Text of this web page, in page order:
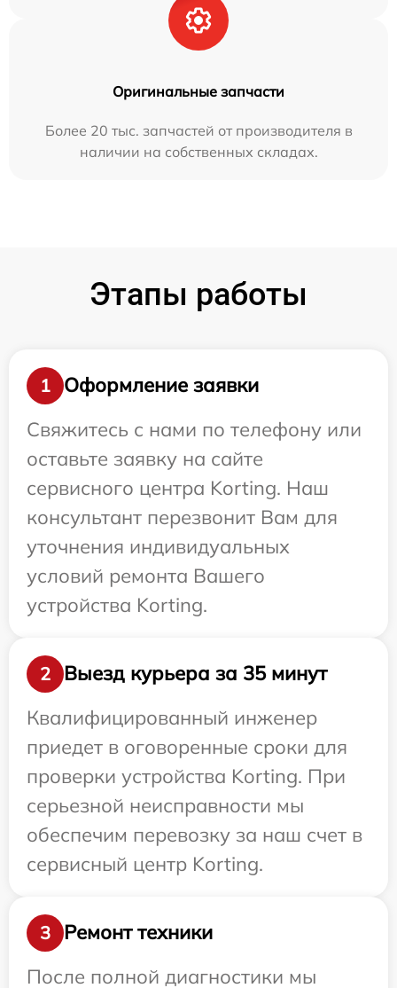
Оригинальные запчасти
Более 20 тыс. запчастей от производителя в
наличии на собственных складах.
Этапы работы
1
Оформление заявки
Свяжитесь с нами по телефону или
оставьте заявку на сайте
сервисного центра Korting. Наш
консультант перезвонит Вам для
уточнения индивидуальных
условий ремонта Вашего
устройства Korting.
2
Выезд курьера за 35 минут
Квалифицированный инженер
приедет в оговоренные сроки для
проверки устройства Korting. При
серьезной неисправности мы
обеспечим перевозку за наш счет в
сервисный центр Korting.
3
Ремонт техники
После полной диагностики мы